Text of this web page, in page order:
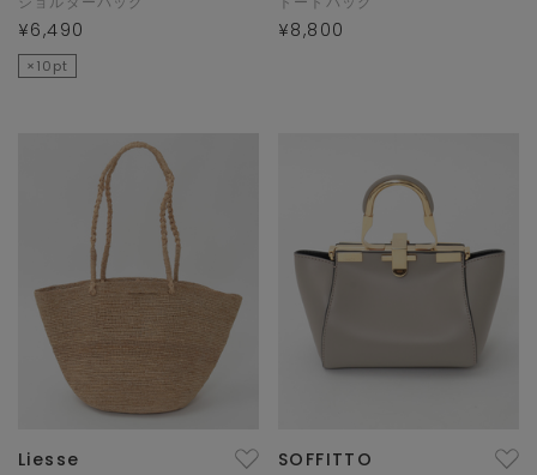
¥6,490
×10pt
¥8,800
Liesse SOFFITTO